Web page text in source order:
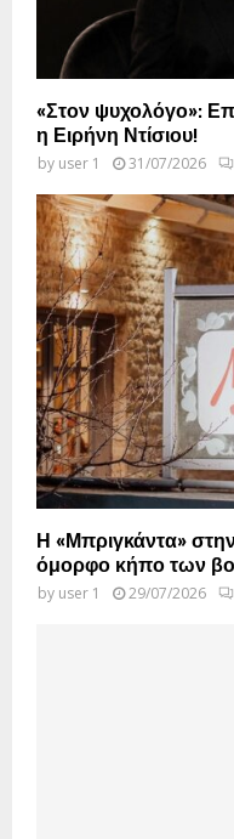
«Στον ψυχολόγο»:
η Ειρήνη Ντίσιου!
by user 1 31/07/2026
Η «Μπριγκάντα»
όμορφο κήπο των
by user 1 29/07/2026